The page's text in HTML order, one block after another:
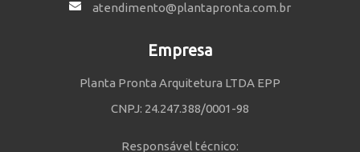
atendimento@plantapronta.com.br
Empresa
Planta Pronta Arquitetura LTDA EPP
CNPJ: 24.247.388/0001-98
Responsável técnico: